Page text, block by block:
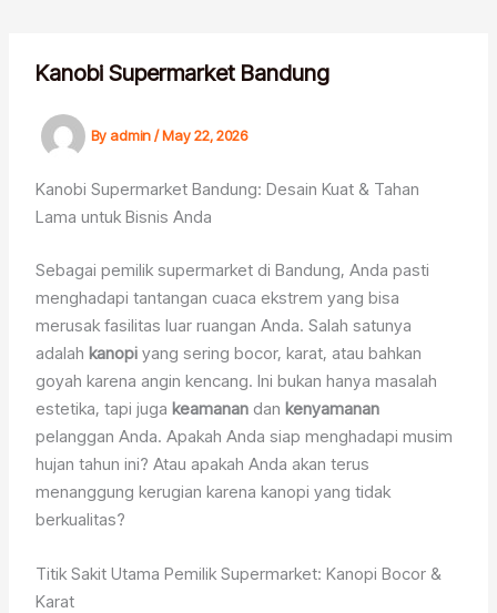
contentKanobi Supermarket Bandung
Byadmin/May 22, 2026
Kanobi Supermarket Bandung: Desain Kuat & Tahan
Lama untuk Bisnis Anda
Sebagai pemilik supermarket di Bandung, Anda pasti
menghadapi tantangan cuaca ekstrem yang bisa
merusak fasilitas luar ruangan Anda. Salah satunya
adalahkanopi yang sering bocor, karat, atau bahkan
goyah karena angin kencang. Ini bukan hanya masalah
estetika, tapi jugakeamanan dankenyamanan
pelanggan Anda. Apakah Anda siap menghadapi musim
hujan tahun ini? Atau apakah Anda akan terus
menanggung kerugian karena kanopi yang tidak
berkualitas?
Titik Sakit Utama Pemilik Supermarket: Kanopi Bocor &
Karat